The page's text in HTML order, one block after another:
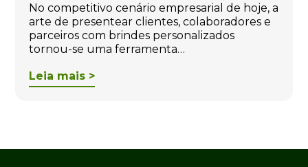
No competitivo cenário empresarial de hoje, a
arte de presentear clientes, colaboradores e
parceiros com brindes personalizados
tornou-se uma ferramenta…
Leia mais >